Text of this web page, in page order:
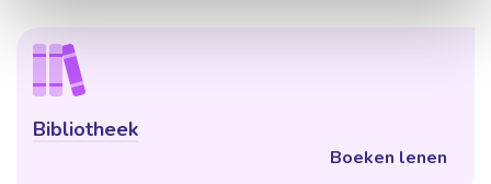
Bibliotheek
Boeken lenen